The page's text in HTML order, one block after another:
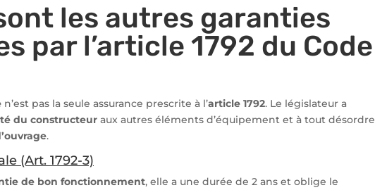
les autres garanties
par l’article 1792 du Code
n’est pas la seule assurance prescrite à l’article 1792. Le législateur a
du constructeur aux autres éléments d’équipement et à tout désordre
.
(Art. 1792-3)
de bon fonctionnement, elle a une durée de 2 ans et oblige le